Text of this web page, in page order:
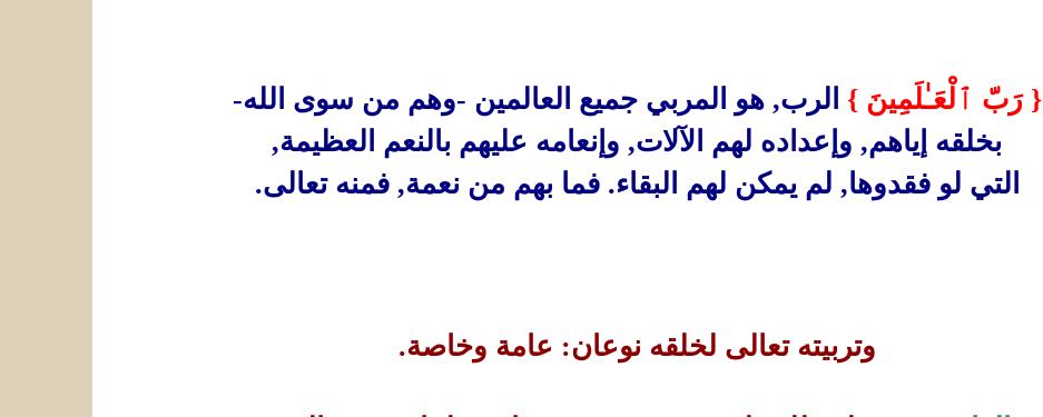
{ رَبّ ٱلْعَـٰلَمِينَ } الرب, هو المربي جميع العالمين -وهم من سوى الله-
بخلقه إياهم, وإعداده لهم الآلات, وإنعامه عليهم بالنعم العظيمة,
التي لو فقدوها, لم يمكن لهم البقاء. فما بهم من نعمة, فمنه تعالى.
وتربيته تعالى لخلقه نوعان: عامة وخاصة.